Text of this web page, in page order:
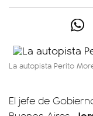
La autopista Perito
El jefe de